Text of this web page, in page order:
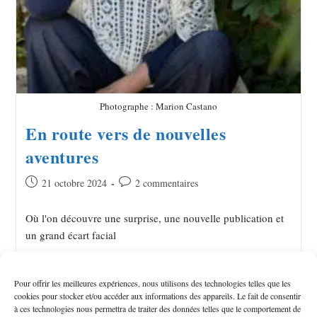
Pour offrir les meilleures expériences, nous utilisons des technologies telles que les
cookies pour stocker et/ou accéder aux informations des appareils. Le fait de consentir
à ces technologies nous permettra de traiter des données telles que le comportement de
Photographe : Marion Castano
En route vers de nouvelles
aventures
21 octobre 2024 2 commentaires
Où l'on découvre une surprise, une nouvelle publication et
un grand écart facial